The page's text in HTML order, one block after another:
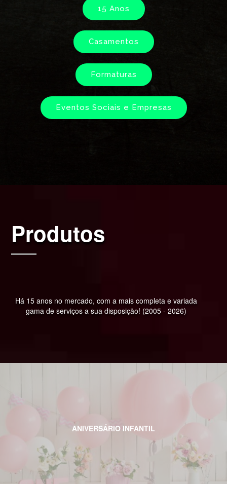
15 Anos
Casamentos
Formaturas
Eventos Sociais e Empresas
Produtos
Há 15 anos no mercado, com a mais completa e variada
gama de serviços a sua disposição! (2005 - 2026)
ANIVERSÁRIO INFANTIL